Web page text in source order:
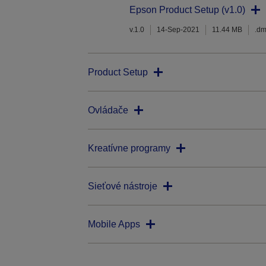
Epson Product Setup (v1.0)
v.1.0 14-Sep-2021 11.44 MB
Product Setup
Ovládače
Kreatívne programy
Sieťové nástroje
Mobile Apps